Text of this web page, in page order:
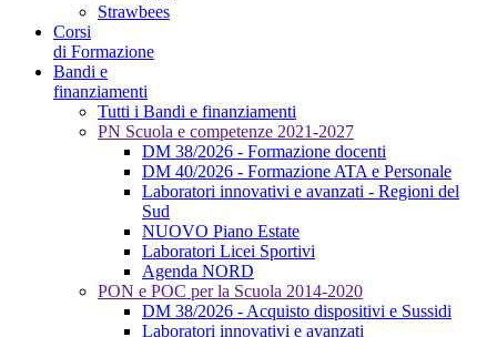
Strawbees
Corsi
di Formazione
Bandi e
finanziamenti
Tutti i Bandi e finanziamenti
PN Scuola e competenze 2021-2027
DM 38/2026 - Formazione docenti
DM 40/2026 - Formazione ATA e Personale
Laboratori innovativi e avanzati - Regioni del
Sud
NUOVO Piano Estate
Laboratori Licei Sportivi
Agenda NORD
PON e POC per la Scuola 2014-2020
DM 38/2026 - Acquisto dispositivi e Sussidi
Laboratori innovativi e avanzati